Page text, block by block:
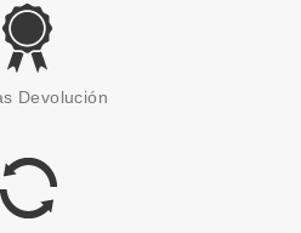
Devolución